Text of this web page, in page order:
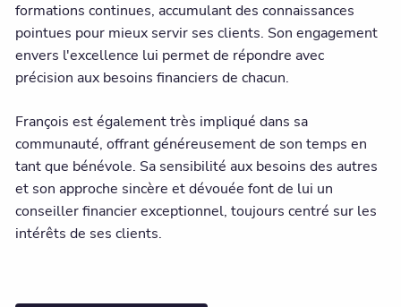
formations continues, accumulant des connaissances
pointues pour mieux servir ses clients. Son engagement
envers l'excellence lui permet de répondre avec
précision aux besoins financiers de chacun.
François est également très impliqué dans sa
communauté, offrant généreusement de son temps en
tant que bénévole. Sa sensibilité aux besoins des autres
et son approche sincère et dévouée font de lui un
conseiller financier exceptionnel, toujours centré sur les
intérêts de ses clients.